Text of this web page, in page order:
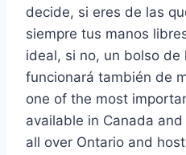
decide, si eres de las
siempre tus manos
ideal, si no, un bolso de
funcionará también de
one of the most
available in Canada
all over Ontario and